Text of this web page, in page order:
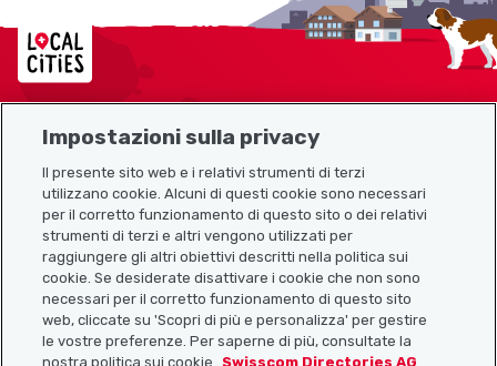
Localcities
Link utili
Scarica l’app Localcities
Impostazioni sulla privacy
Il presente sito web e i relativi strumenti di terzi
utilizzano cookie. Alcuni di questi cookie sono necessari
per il corretto funzionamento di questo sito o dei relativi
strumenti di terzi e altri vengono utilizzati per
raggiungere gli altri obiettivi descritti nella politica sui
cookie. Se desiderate disattivare i cookie che non sono
necessari per il corretto funzionamento di questo sito
web, cliccate su 'Scopri di più e personalizza' per gestire
le vostre preferenze. Per saperne di più, consultate la
nostra politica sui cookie.
Swisscom Directories AG